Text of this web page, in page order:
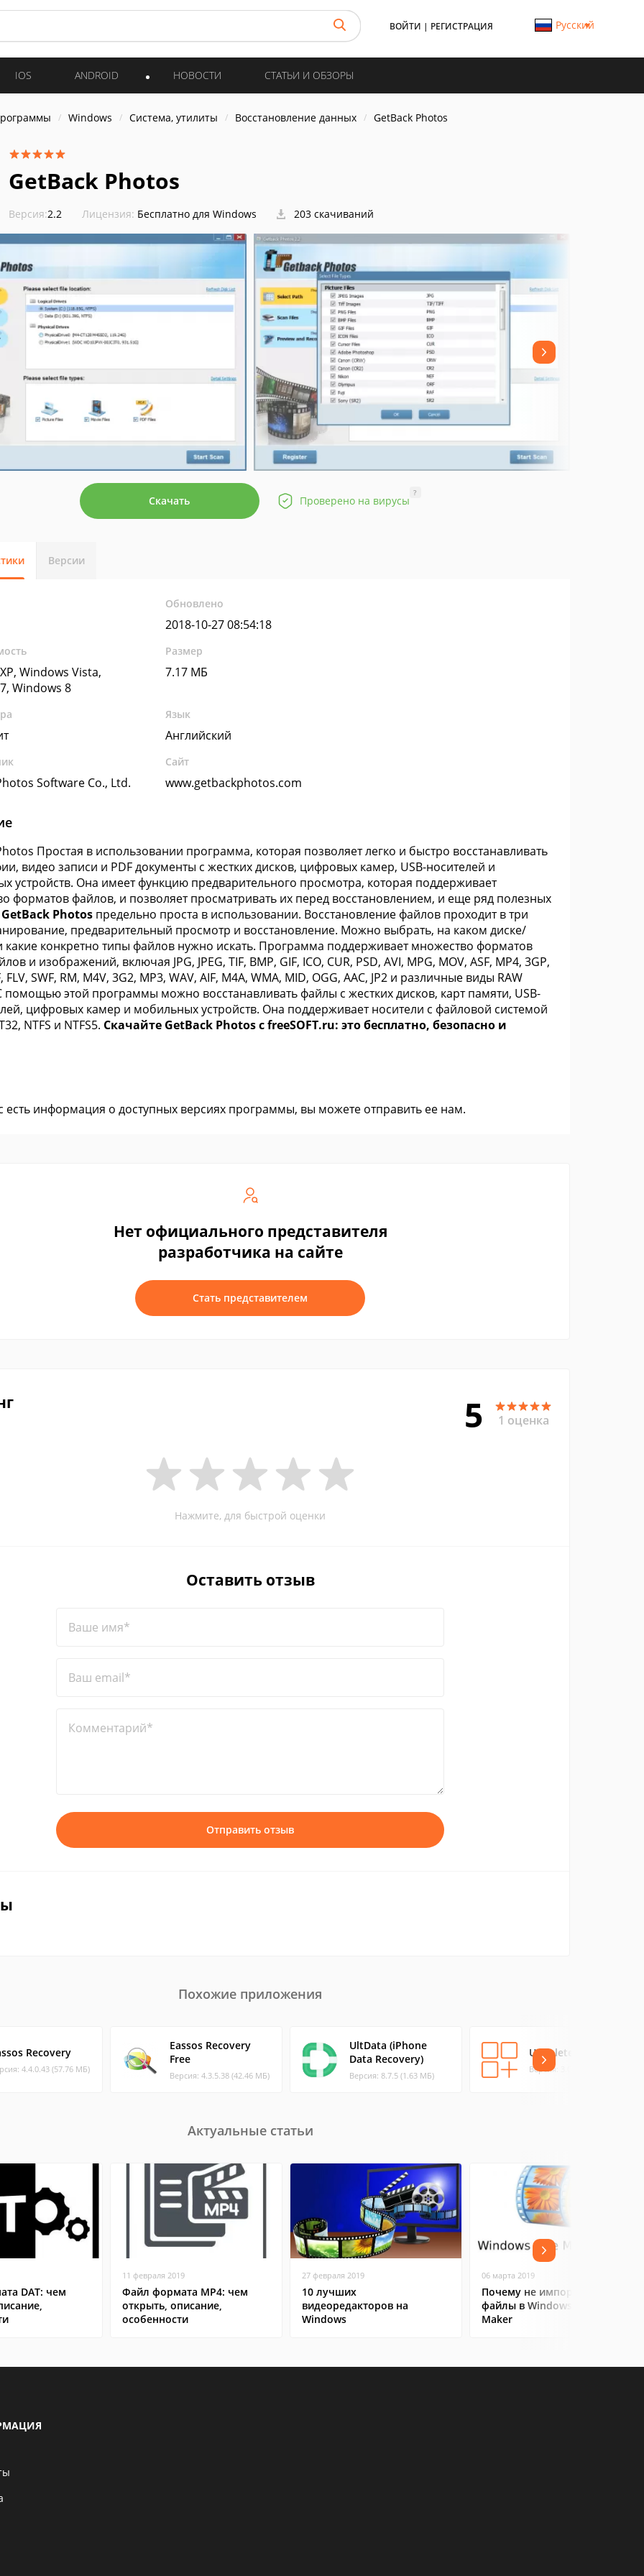
ВОЙТИ | РЕГИСТРАЦИЯ Русский
IOS ANDROID НОВОСТИ СТАТЬИ И ОБЗОРЫ
Windows Система, утилиты Восстановление данных GetBack Photos
GetBack Photos
Версия:2.2 Лицензия: Бесплатно для Windows 203 скачиваний
Скачать Проверено на вирусы
?
Версии
Обновлено
2018-10-27 08:54:18
Windows Vista,
Windows 8
Размер
7.17 МБ
Язык
Английский
Software Co., Ltd.
Сайт
www.getbackphotos.com
Простая в использовании программа, которая позволяет легко и быстро восстанавливать
видео записи и PDF документы с жестких дисков, цифровых камер, USB-носителей и
устройств. Она имеет функцию предварительного просмотра, которая поддерживает
форматов файлов, и позволяет просматривать их перед восстановлением, и еще ряд полезных
GetBack Photos предельно проста в использовании. Восстановление файлов проходит в три
предварительный просмотр и восстановление. Можно выбрать, на каком диске/
какие конкретно типы файлов нужно искать. Программа поддерживает множество форматов
и изображений, включая JPG, JPEG, TIF, BMP, GIF, ICO, CUR, PSD, AVI, MPG, MOV, ASF, MP4, 3GP,
FLV, SWF, RM, M4V, 3G2, MP3, WAV, AIF, M4A, WMA, MID, OGG, AAC, JP2 и различные виды RAW
помощью этой программы можно восстанавливать файлы с жестких дисков, карт памяти, USB-
цифровых камер и мобильных устройств. Она поддерживает носители с файловой системой
NTFS и NTFS5. Скачайте GetBack Photos с freeSOFT.ru: это бесплатно, безопасно и
есть информация о доступных версиях программы, вы можете отправить ее нам.
Нет официального представителя
разработчика на сайте
Стать представителем
5 1 оценка
Нажмите, для быстрой оценки
Оставить отзыв
Ваше имя*
Ваш email*
Комментарий*
Отправить отзыв
Похожие приложения
Recovery
4.4.0.43 (57.76 МБ)
Eassos Recovery
Free
Версия: 4.3.5.38 (42.46 МБ)
UltData (iPhone
Data Recovery)
Версия: 8.7.5 (1.63 МБ)
UndeletePlus
Версия: 3.0.6.10 (2.5 МБ)
Актуальные статьи
DAT: чем
11 февраля 2019
Файл формата MP4: чем
открыть, описание,
особенности
27 февраля 2019
10 лучших
видеоредакторов на
Windows
06 марта 2019
Почему не импортируются
файлы в Windows Movie
Maker